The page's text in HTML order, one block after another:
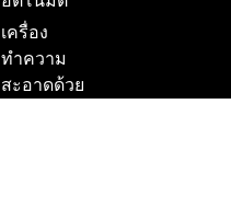
เครื่อง
ทำความ
สะอาดด้วย